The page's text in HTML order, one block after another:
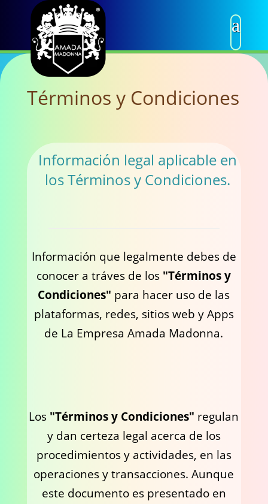
Términos y Condiciones
Información legal aplicable en
los Términos y Condiciones.
Información que legalmente debes de
conocer a tráves de los "Términos y
Condiciones" para hacer uso de las
plataformas, redes, sitios web y Apps
de La Empresa Amada Madonna.
Los "Términos y Condiciones" regulan
y dan certeza legal acerca de los
procedimientos y actividades, en las
operaciones y transacciones. Aunque
este documento es presentado en